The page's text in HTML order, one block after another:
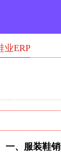
业ERP
一、服装鞋